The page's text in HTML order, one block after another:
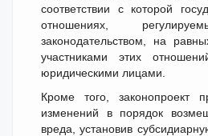
соответствии с которой
отношениях,
законодательством, на
участниками этих
юридическими лицами.
Кроме того, законопроект
изменений в порядок
вреда, установив